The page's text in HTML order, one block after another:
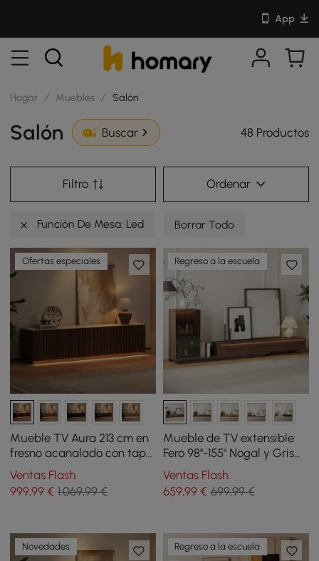
App
Hogar / Muebles / Salón
Salón Buscar 48 Productos
Filtro Ordenar
Función De Mesa: Led Borrar Todo
Ofertas especiales
Mueble TV Aura 213 cm en
fresno acanalado con tapa
de piedra sinterizada y luz
LED - nogal
Ventas Flash
999,99 € 1.069,99 €
Regreso a la escuela
Mueble de TV extensible
Fero 98"-155" Nogal y Gris
con librería y luz LED
Ventas Flash
659,99€ 699,99 €
Novedades Regreso a la escuela